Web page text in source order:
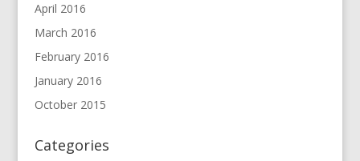
April 2016
March 2016
February 2016
January 2016
October 2015
Categories